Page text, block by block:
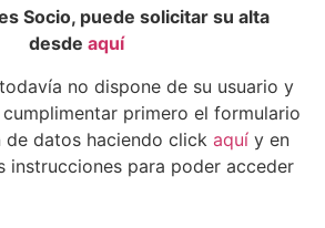
Socio, puede solicitar su alta
desde aquí
no dispone de su usuario y
primero el formulario
datos haciendo click aquí y en
instrucciones para poder acceder